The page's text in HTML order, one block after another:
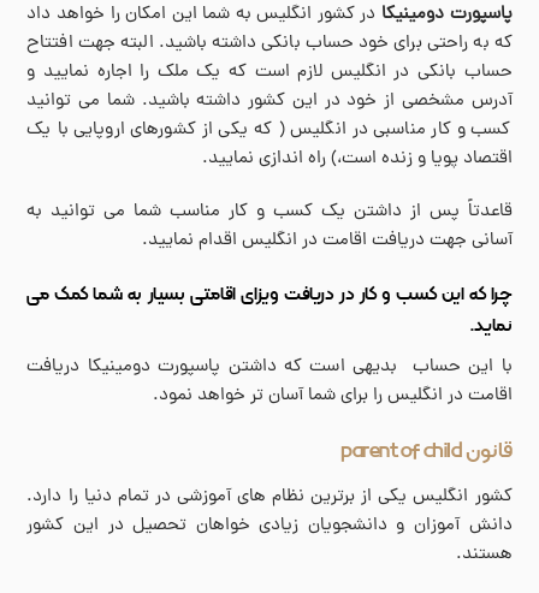
پاسپورت دومینیکا در کشور انگلیس به شما این امکان را خواهد داد
که به راحتی برای خود حساب بانکی داشته باشید. البته جهت افتتاح
حساب بانکی در انگلیس لازم است که یک ملک را اجاره نمایید و
آدرس مشخصی از خود در این کشور داشته باشید. شما می توانید
کسب و کار مناسبی در انگلیس ( که یکی از کشورهای اروپایی با یک
اقتصاد پویا و زنده است،) راه اندازی نمایید.
قاعدتاً پس از داشتن یک کسب و کار مناسب شما می توانید به
آسانی جهت دریافت اقامت در انگلیس اقدام نمایید.
چرا که این کسب و کار در دریافت ویزای اقامتی بسیار به شما کمک می
نماید.
با این حساب بدیهی است که داشتن پاسپورت دومینیکا دریافت
اقامت در انگلیس را برای شما آسان تر خواهد نمود.
قانون parent of child
کشور انگلیس یکی از برترین نظام های آموزشی در تمام دنیا را دارد.
دانش آموزان و دانشجویان زیادی خواهان تحصیل در این کشور
هستند.